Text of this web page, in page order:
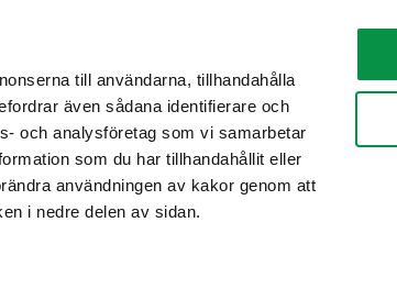
till användarna, tillhandahålla
även sådana identifierare och
och analysföretag som vi samarbetar
som du har tillhandahållit eller
användningen av kakor genom att
i nedre delen av sidan.
TRUMMOR KABELINFORMATION
av Rekas